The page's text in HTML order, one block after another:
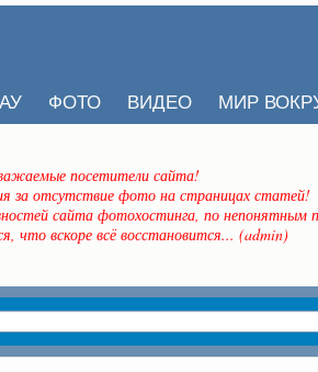
ФОТО ВИДЕО МИР
посетители сайта!
за отсутствие фото на страницах статей!
сайта фотохостинга, по непонятным
что вскоре всё восстановится... (admin)